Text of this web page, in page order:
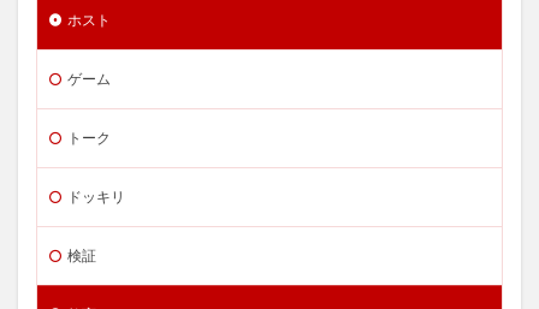
ホスト
ゲーム
トーク
ドッキリ
検証